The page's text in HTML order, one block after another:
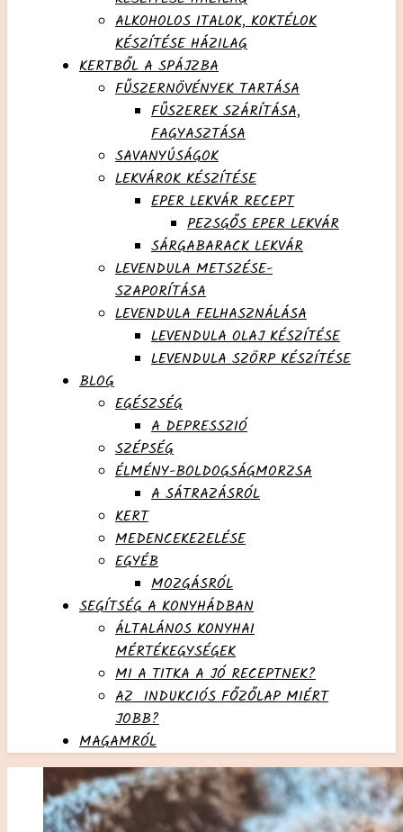
ALKOHOLOS ITALOK, KOKTÉLOK
KÉSZÍTÉSE HÁZILAG
KERTBŐL A SPÁJZBA
FŰSZERNÖVÉNYEK TARTÁSA
FŰSZEREK SZÁRÍTÁSA,
FAGYASZTÁSA
SAVANYÚSÁGOK
LEKVÁROK KÉSZÍTÉSE
EPER LEKVÁR RECEPT
PEZSGŐS EPER LEKVÁR
SÁRGABARACK LEKVÁR
LEVENDULA METSZÉSE-
SZAPORÍTÁSA
LEVENDULA FELHASZNÁLÁSA
LEVENDULA OLAJ KÉSZÍTÉSE
LEVENDULA SZÖRP KÉSZÍTÉSE
BLOG
EGÉSZSÉG
A DEPRESSZIÓ
SZÉPSÉG
ÉLMÉNY-BOLDOGSÁGMORZSA
A SÁTRAZÁSRÓL
KERT
MEDENCEKEZELÉSE
EGYÉB
MOZGÁSRÓL
SEGÍTSÉG A KONYHÁDBAN
ÁLTALÁNOS KONYHAI
MÉRTÉKEGYSÉGEK
MI A TITKA A JÓ RECEPTNEK?
AZ INDUKCIÓS FŐZŐLAP MIÉRT
JOBB?
MAGAMRÓL